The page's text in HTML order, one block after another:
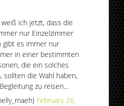
ich jetzt, dass die
nur Einzelzimmer
gibt es immer nur
in einer bestimmten
die ein solches
sollten die Wahl haben,
zu reisen...
February 26,